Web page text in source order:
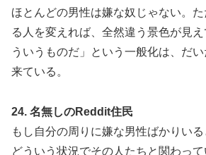
ほとんどの男性は嫌な奴じゃない。
る人を変えれば、全然違う景色が見
ういうものだ」という一般化は、だ
来ている。
24. 名無しのReddit住民
もし自分の周りに嫌な男性ばかりい
どういう状況でその人たちと関わっ